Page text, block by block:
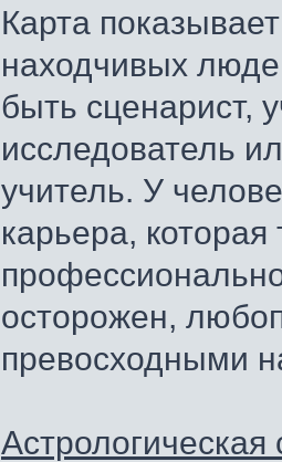
Карта
находчивых
быть сценарист,
исследователь
учитель. У
карьера,
осторожен,
превосходными
Астрологическая